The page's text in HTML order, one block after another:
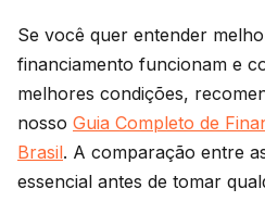
Se você quer entender
financiamento funcionam e
melhores condições,
nosso Guia Completo de
Brasil. A comparação entre
essencial antes de tomar